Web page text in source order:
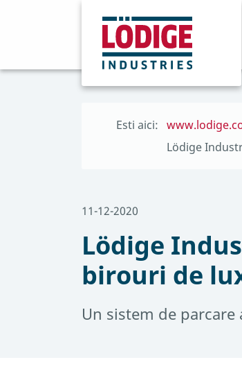
Esti aici:
Lödige
11-12-2020
Lödige
birouri de
Un sistem de